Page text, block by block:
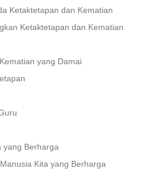
Ketaktetapan dan Kematian
Ketaktetapan dan Kematian
yang Damai
yang Berharga
Kita yang Berharga